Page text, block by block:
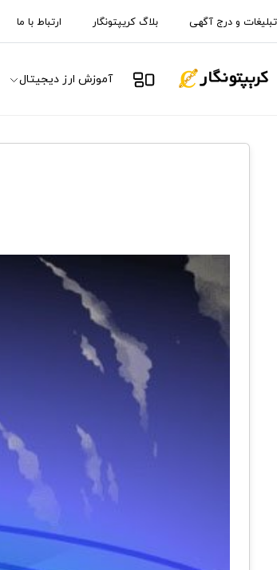
تبلیغات و درج آگهی بلاگ کریپتونگار ارتباط با ما
آموزش ارز دیجیتال